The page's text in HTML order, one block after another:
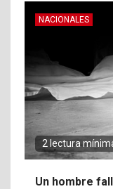
NACIONALES
2 lectura
Un hombre